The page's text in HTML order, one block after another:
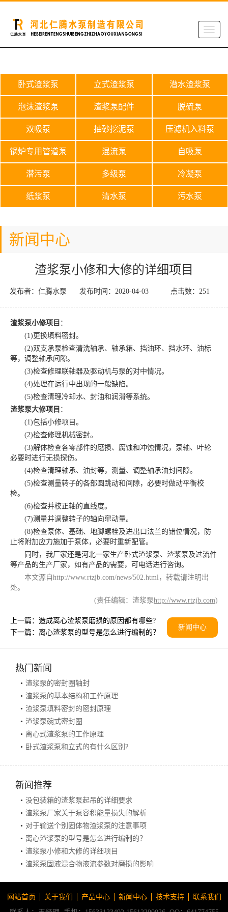
卧式渣浆泵 立式渣浆泵 潜水渣浆泵
泡沫渣浆泵 渣浆泵配件 脱硫泵
双吸泵 抽砂挖泥泵 压滤机入料泵
锅炉专用管道泵 混流泵 自吸泵
潜污泵 多级泵 冷凝泵
纸浆泵 清水泵 污水泵
新闻中心
渣浆泵小修和大修的详细项目
发布者：仁腾水泵 发布时间：2020-04-03 点击数： 251
渣浆泵小修项目 ：
(1)更换填料密封。
(2)双支承泵检查清洗轴承、轴承箱、挡油环、挡水环、油标
等，调整轴承间隙。
(3)检查修理联轴器及驱动机与泵的对中情况。
(4)处理在运行中出现的一般缺陷。
(5)检查清理冷却水、封油和润滑等系统。
渣浆泵大修项目 ：
(1)包括小修项目。
(2)检查修理机械密封。
(3)解体检查各零部件的磨损、腐蚀和冲蚀情况，泵轴、叶轮
必要时进行无损探伤。
(4)检查清理轴承、油封等，测量、调整轴承油封间隙。
(5)检查测量转子的各部圆跳动和间隙，必要时做动平衡校
检。
(6)检查并校正轴的直线度。
(7)测量并调整转子的轴向窜动量。
(8)检查泵体、基础、地脚螺栓及进出口法兰的错位情况，防
止将附加应力施加于泵体，必要时重新配管。
同时，我厂家还是河北一家生产卧式渣浆泵、渣浆泵及过流件
等产品的生产厂家，如有产品的需要，可电话进行咨询。
本文源自 http://www.rtzjb.com/news/502.html，转载请注明出
处。
(责任编辑：渣浆泵http://www.rtzjb.com)
上一篇： 造成离心渣浆泵磨损的原因都有哪些?
下一篇： 离心渣浆泵的型号是怎么进行编制的？
新闻中心
热门新闻
• 渣浆泵的密封圈轴封
• 渣浆泵的基本结构和工作原理
• 渣浆泵填料密封的密封原理
• 渣浆泵碗式密封圈
• 离心式渣浆泵的工作原理
• 卧式渣浆泵和立式的有什么区别?
新闻推荐
• 没包装箱的渣浆泵起吊的详细要求
• 渣浆泵厂家关于泵容积能量损失的解析
• 对于输送个别固体物渣浆泵的注意事项
• 离心渣浆泵的型号是怎么进行编制的？
• 渣浆泵小修和大修的详细项目
• 渣浆泵固液混合物液流参数对磨损的影响
网站首页 关于我们 产品中心 新闻中心 技术支持
联系我们